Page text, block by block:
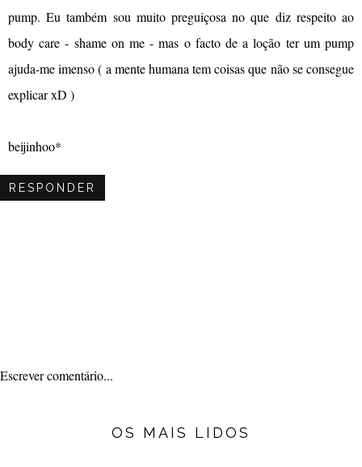
pump. Eu também sou muito preguiçosa no que diz respeito ao
body care - shame on me - mas o facto de a loção ter um pump
ajuda-me imenso ( a mente humana tem coisas que não se consegue
explicar xD )
beijinhoo*
RESPONDER
Escrever comentário...
OS MAIS LIDOS